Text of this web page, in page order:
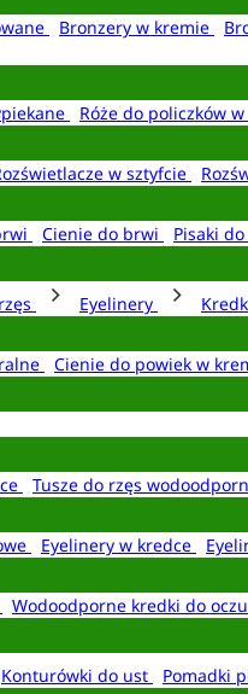
Bronzery w kremie
Róże do policzków
w sztyfcie
Cienie do brwi Pisaki
Eyelinery
Cienie do powiek w
Tusze do rzęs
Eyelinery w kredce
Wodoodporne kredki do oczu
Konturówki do ust Pomadki